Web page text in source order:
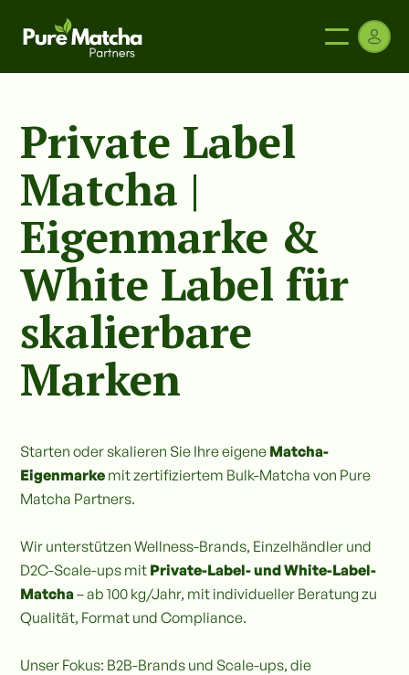
Private Label
Matcha |
Eigenmarke &
White Label für
skalierbare
Marken
Starten oder skalieren Sie Ihre eigene Matcha-
Eigenmarke mit zertifiziertem Bulk-Matcha von Pure
Matcha Partners.
Wir unterstützen Wellness-Brands, Einzelhändler und
D2C-Scale-ups mit Private-Label- und White-Label-
Matcha– ab 100 kg/Jahr, mit individueller Beratung zu
Qualität, Format und Compliance.
Unser Fokus: B2B-Brands und Scale-ups, die